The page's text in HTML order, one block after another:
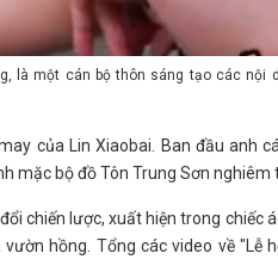
là một cán bộ thôn sáng tạo các nội
của Lin Xiaobai. Ban đầu anh
mặc bộ đồ Tôn Trung Sơn nghiêm
chiến lược, xuất hiện trong chiếc
hồng. Tổng các video về "Lễ